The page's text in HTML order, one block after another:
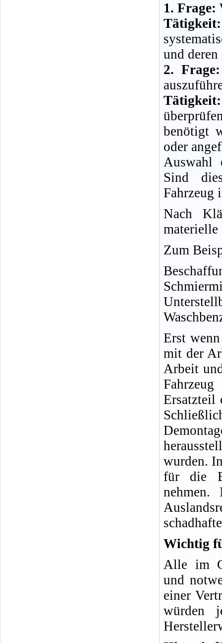
1. Frage:
Tätigkeit:
und
2. Frage:
Tätigkeit:
benötigt
oder
Auswahl
Sind
Fahrzeug
Nach
materielle
Zum
Erst
mit der
Arbeit
Ersatzteil
wurden.
für die
Wichtig
Alle im
und
einer
würden